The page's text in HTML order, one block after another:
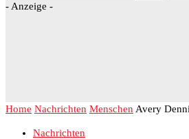
- Anzeige -
Home Nachrichten Menschen Avery
Nachrichten